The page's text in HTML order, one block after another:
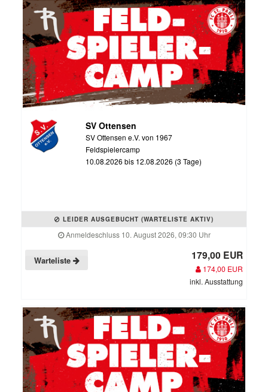
SV Ottensen
SV Ottensen e.V. von 1967
Feldspielercamp
10.08.2026 bis 12.08.2026 (3 Tage)
LEIDER AUSGEBUCHT (WARTELISTE AKTIV)
Anmeldeschluss 10. August 2026, 09:30 Uhr
Warteliste 179,00 EUR
174,00 EUR
inkl. Ausstattung